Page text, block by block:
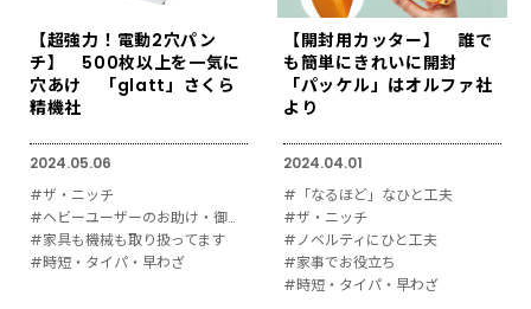
【超強力！電動2穴パン
チ】 500枚以上を一気に
穴あけ 「glatt」さくら
精機社
2024.05.06
#ザ・ニッチ
#ヘビーユーザーのお助け・御用達
#家具も機械も取り扱ってます
#時短・タイパ・早わざ
【開封用カッター】 誰で
も簡単にきれいに開封
「パッケル」はオルファ社
より
2024.04.01
#「なるほど」なひと工夫
#ザ・ニッチ
#ノベルティにひと工夫
#家事でお役立ち
#時短・タイパ・早わざ